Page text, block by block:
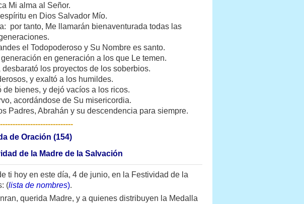
Mi alma al Señor.
en Dios Salvador Mío.
por tanto, Me llamarán bienaventurada todas las
el Todopoderoso y Su Nombre es santo.
en generación a los que Le temen.
los proyectos de los soberbios.
y exaltó a los humildes.
de bienes, y dejó vacíos a los ricos.
acordándose de Su misericordia.
Padres, Abrahán y su descendencia para siempre.
de Oración (154)
de la Madre de la Salvación
ti hoy en este día, 4 de junio, en la Festividad de la
(lista de nombres).
querida Madre, y a quienes distribuyen la Medalla